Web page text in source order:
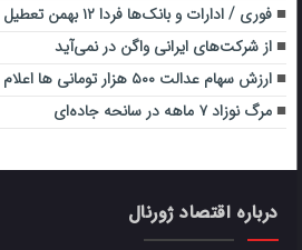
فوری / ادارات و بانک‌ها فردا ۱۲ بهمن تعطیل شد + جزییات
از شرکت‌های ایرانی واگن در نمی‌آید
ارزش سهام عدالت ۵۰۰ هزار تومانی ها اعلام شد (۸ اسفند)
مرگ نوزاد ۷ ماهه در سانحه جاده‌ای
درباره اقتصاد ژورنال